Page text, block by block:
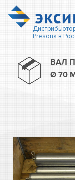
Presona в
ВАЛ
Ø 70